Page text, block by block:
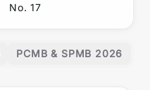
No. 17
PCMB & SPMB 2026